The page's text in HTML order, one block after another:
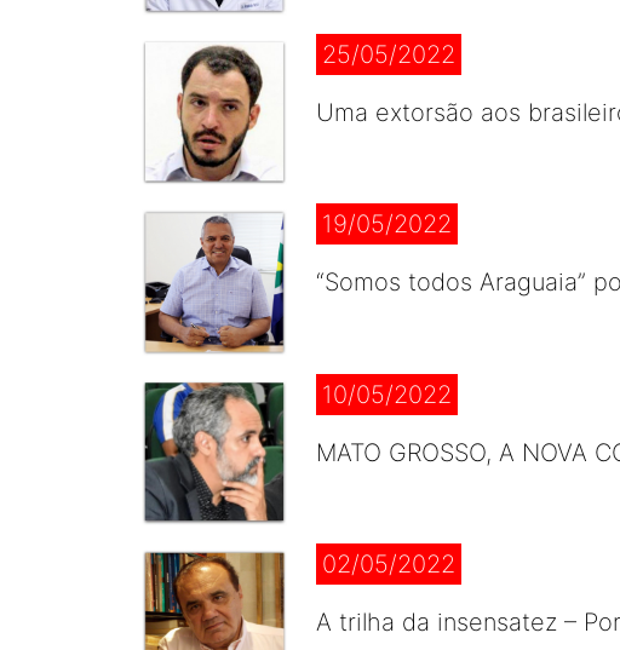
25/05/2022
Uma extorsão aos
19/05/2022
“Somos todos Araguaia”
10/05/2022
MATO GROSSO, A NOVA
02/05/2022
A trilha da insensatez –